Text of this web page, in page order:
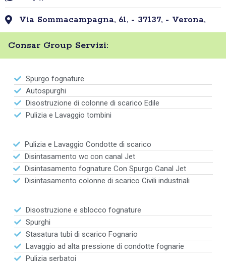
Via Sommacampagna, 61, - 37137, - Verona,
Consar Group Servizi:
Spurgo fognature
Autospurghi
Disostruzione di colonne di scarico Edile
Pulizia e Lavaggio tombini
Pulizia e Lavaggio Condotte di scarico
Disintasamento wc con canal Jet
Disintasamento fognature Con Spurgo Canal Jet
Disintasamento colonne di scarico Civili industriali
Disostruzione e sblocco fognature
Spurghi
Stasatura tubi di scarico Fognario
Lavaggio ad alta pressione di condotte fognarie
Pulizia serbatoi